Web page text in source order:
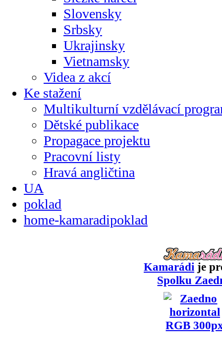
Slovensky
Srbsky
Ukrajinsky
Vietnamsky
Videa z akcí
Ke stažení
Multikulturní vzdělávací
Dětské publikace
Propagace projektu
Pracovní listy
Hravá angličtina
UA
poklad
home-kamaradipoklad
Kamarádi je
Spolku